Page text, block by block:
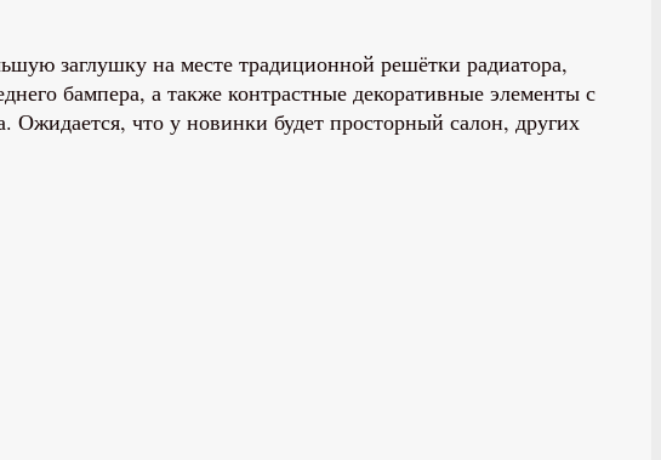
заглушку на месте традиционной решётки радиатора,
бампера, а также контрастные декоративные элементы с
Ожидается, что у новинки будет просторный салон, других